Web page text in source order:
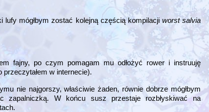
mógłbym zostać kolejną częścią kompilacji worst salvia
fajny, po czym pomagam mu odłożyć rower i instruuję
w internecie).
nie najgorszy, właściwie żaden, równie dobrze mógłbym
W końcu susz przestaje rozbłyskiwać na